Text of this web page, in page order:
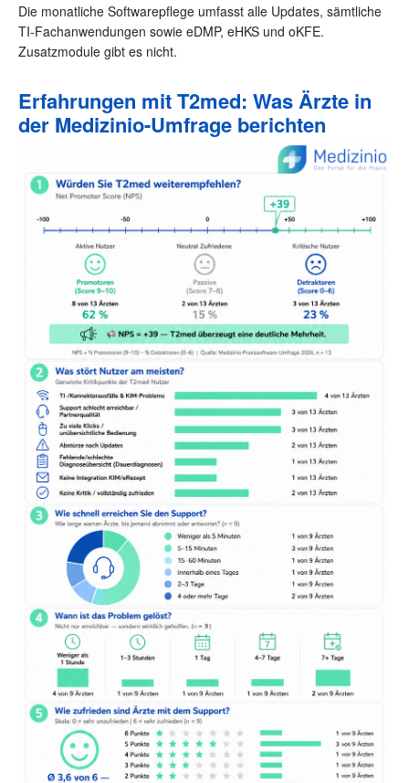
Die monatliche Softwarepflege umfasst alle Updates, sämtliche
TI-Fachanwendungen sowie eDMP, eHKS und oKFE.
Zusatzmodule gibt es nicht.
Erfahrungen mit T2med: Was Ärzte in
der Medizinio-Umfrage berichten